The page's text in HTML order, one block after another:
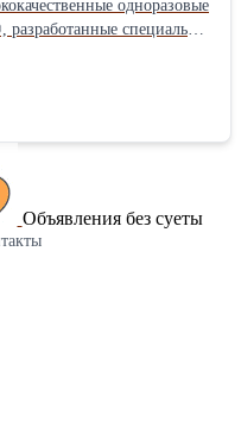
одноразовые
специально
промышленности и
веществ. *
соотношение цены и
Комбинезоны
обеспечивают
использовании.
химической
хозяйства.
Объявления без суеты